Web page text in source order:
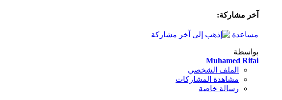
آخر مشاركة:
مساعدة
بواسطة
Muhamed Rifai
الملف الشخصي
مشاهدة المشاركات
رسالة خاصة